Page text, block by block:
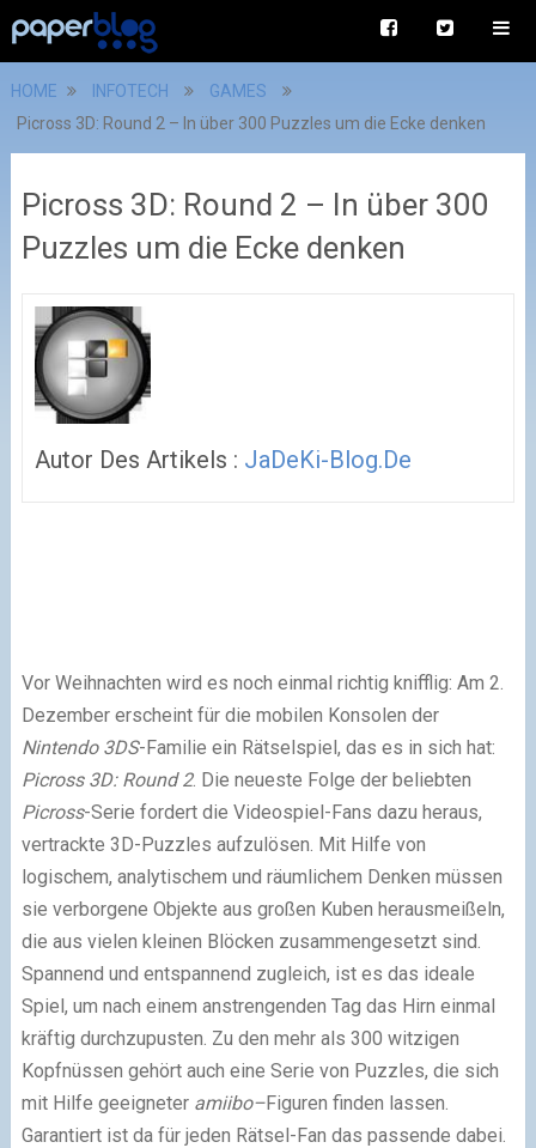
HOME INFOTECH
GAMES
Picross 3D: Round 2 – In über 300 Puzzles um die Ecke denken
Picross 3D: Round 2 – In über 300
Puzzles um die Ecke denken
Autor Des Artikels : JaDeKi-Blog.de
Vor Weihnachten wird es noch einmal richtig knifflig: Am 2.
Dezember erscheint für die mobilen Konsolen der
Nintendo 3DS-Familie ein Rätselspiel, das es in sich hat:
Picross 3D: Round 2. Die neueste Folge der beliebten
Picross-Serie fordert die Videospiel-Fans dazu heraus,
vertrackte 3D-Puzzles aufzulösen. Mit Hilfe von
logischem, analytischem und räumlichem Denken müssen
sie verborgene Objekte aus großen Kuben herausmeißeln,
die aus vielen kleinen Blöcken zusammengesetzt sind.
Spannend und entspannend zugleich, ist es das ideale
Spiel, um nach einem anstrengenden Tag das Hirn einmal
kräftig durchzupusten. Zu den mehr als 300 witzigen
Kopfnüssen gehört auch eine Serie von Puzzles, die sich
mit Hilfe geeigneter amiibo–Figuren finden lassen.
Garantiert ist da für jeden Rätsel-Fan das passende dabei.